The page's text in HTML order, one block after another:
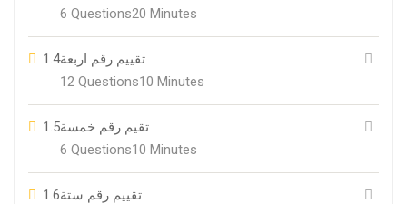
20 Minutes
6 Questions
1.4تقييم رقم اربعة
10 Minutes
12 Questions
1.5تقيم رقم خمسة
10 Minutes
6 Questions
1.6تقييم رقم ستة